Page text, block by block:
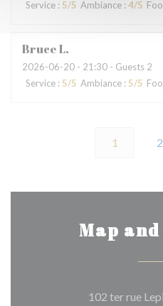
Service : 5/5 Ambiance : 4/5
BruceL
2026-06-20 - 21:30 - Guests 2
Service : 5/5 Ambiance : 5/5
1 2
Map
102 ter rue